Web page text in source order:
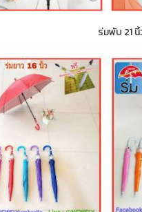
ร่มพับ 21